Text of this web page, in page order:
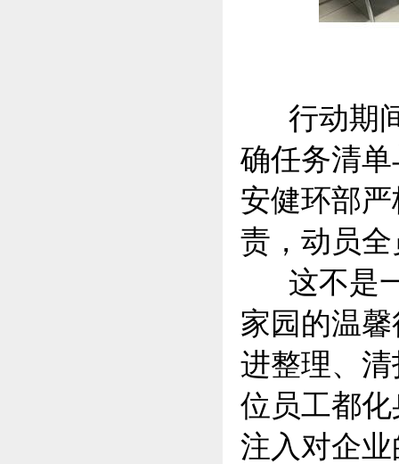
行动期间
确任务清
安健环部
责，动员
这不是一
家园的温
进整理、
位员工都
注入对企